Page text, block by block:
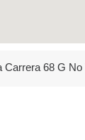
Carrera 68 G